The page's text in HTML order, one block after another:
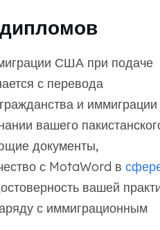
США при подаче
с перевода
и иммиграции
вашего
документы,
с MotaWord в
вашей
с иммиграционным